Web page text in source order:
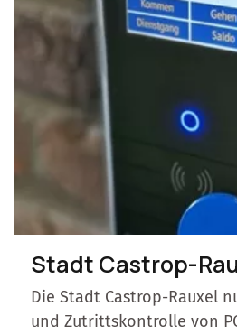
Stadt Castrop-
Die Stadt Castrop-Rauxel
und Zutrittskontrolle von